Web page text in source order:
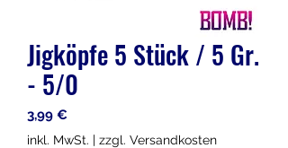
Jigköpfe 5 Stück / 5 Gr.
- 5/0
3,99 €Preis
inkl. MwSt. | zzgl. Versandkosten